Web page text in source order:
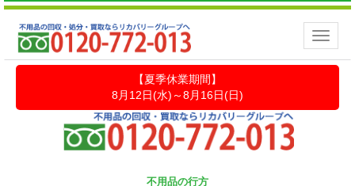
Toggle
【夏季休業期間】
8月12日(水)～8月16日(日)
不用品の行方